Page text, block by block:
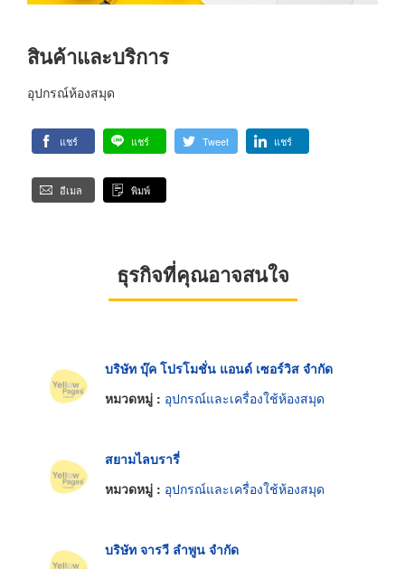
สินค้าและบริการ
อุปกรณ์ห้องสมุด
แชร์ แชร์ Tweet แชร์
อีเมล พิมพ์
ธุรกิจที่คุณอาจสนใจ
บริษัท บุ๊ค โปรโมชั่น แอนด์ เซอร์วิส จำกัด
หมวดหมู่ : อุปกรณ์และเครื่องใช้ห้องสมุด
สยามไลบรารี่
หมวดหมู่ : อุปกรณ์และเครื่องใช้ห้องสมุด
บริษัท จารวี ลำพูน จำกัด